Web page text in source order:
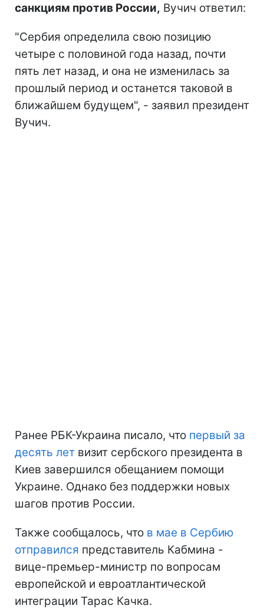
санкциям против России, Вучич ответил:
"Сербия определила свою позицию
четыре с половиной года назад, почти
пять лет назад, и она не изменилась за
прошлый период и останется таковой в
ближайшем будущем", - заявил президент
Вучич.
Ранее РБК-Украина писало, что первый за
десять лет визит сербского президента в
Киев завершился обещанием помощи
Украине. Однако без поддержки новых
шагов против России.
Также сообщалось, что в мае в Сербию
отправился представитель Кабмина -
вице-премьер-министр по вопросам
европейской и евроатлантической
интеграции Тарас Качка.